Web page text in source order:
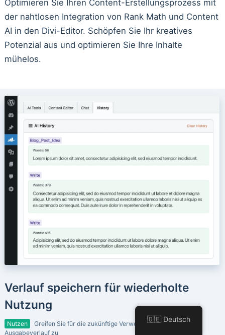
Optimieren Sie Ihren Content-Erstellungsprozess mit
der nahtlosen Integration von Rank Math und Content
AI in den Divi-Editor. Schöpfen Sie Ihr kreatives
Potenzial aus und optimieren Sie Ihre Inhalte
mühelos.
Verlauf speichern für wiederholte
Nutzung
Nutzen
Greifen Sie für die zukünftige Verwendung auf den AI-
Ausgabeverlauf zu
🇩🇪 Deutsch